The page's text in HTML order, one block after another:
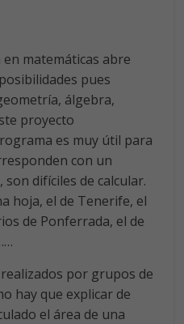
matemáticas abre
pues
álgebra,
proyecto
es muy útil para
con un
difíciles de calcular.
hoja, el de Tenerife, el
de Ponferrada, el de
por grupos de
hay que explicar de
el área de una